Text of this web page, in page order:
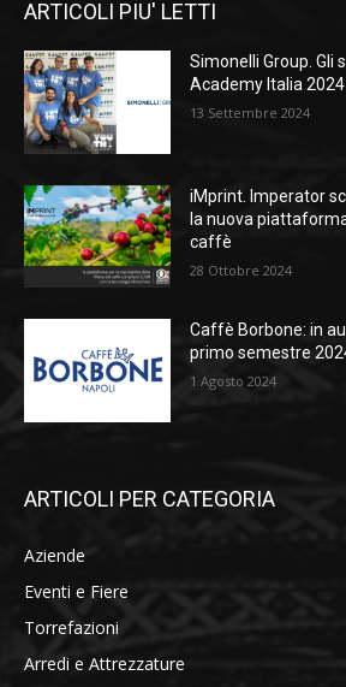
ARTICOLI PIU' LETTI
Simonelli Group. Gli
Academy Italia
13 Settembre 2024
iMprint. Imperator
la nuova
caffè
28 Ottobre 2024
Caffè Borbone: in
primo semestre
1 Agosto 2024
ARTICOLI PER CATEGORIA
Aziende
Eventi e Fiere
Torrefazioni
Arredi e Attrezzature